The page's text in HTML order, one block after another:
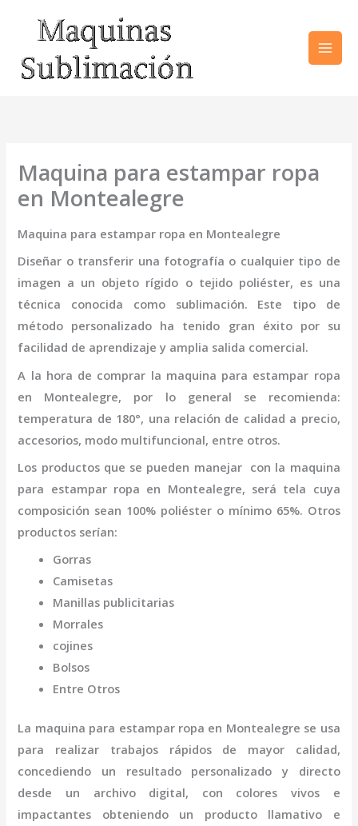
contenido
Maquina para estampar ropa
en Montealegre
Maquina para estampar ropa en Montealegre
Diseñar o transferir una fotografía o cualquier tipo de
imagen a un objeto rígido o tejido poliéster, es una
técnica conocida como sublimación. Este tipo de
método personalizado ha tenido gran éxito por su
facilidad de aprendizaje y amplia salida comercial.
A la hora de comprar la maquina para estampar ropa
en Montealegre, por lo general se recomienda:
temperatura de 180°, una relación de calidad a precio,
accesorios, modo multifuncional, entre otros.
Los productos que se pueden manejar con la maquina
para estampar ropa en Montealegre, será tela cuya
composición sean 100% poliéster o mínimo 65%. Otros
productos serían:
Gorras
Camisetas
Manillas publicitarias
Morrales
cojines
Bolsos
Entre Otros
La maquina para estampar ropa en Montealegre se usa
para realizar trabajos rápidos de mayor calidad,
concediendo un resultado personalizado y directo
desde un archivo digital, con colores vivos e
impactantes obteniendo un producto llamativo e